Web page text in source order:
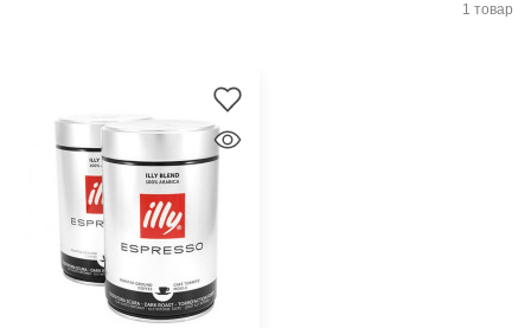
1 товар